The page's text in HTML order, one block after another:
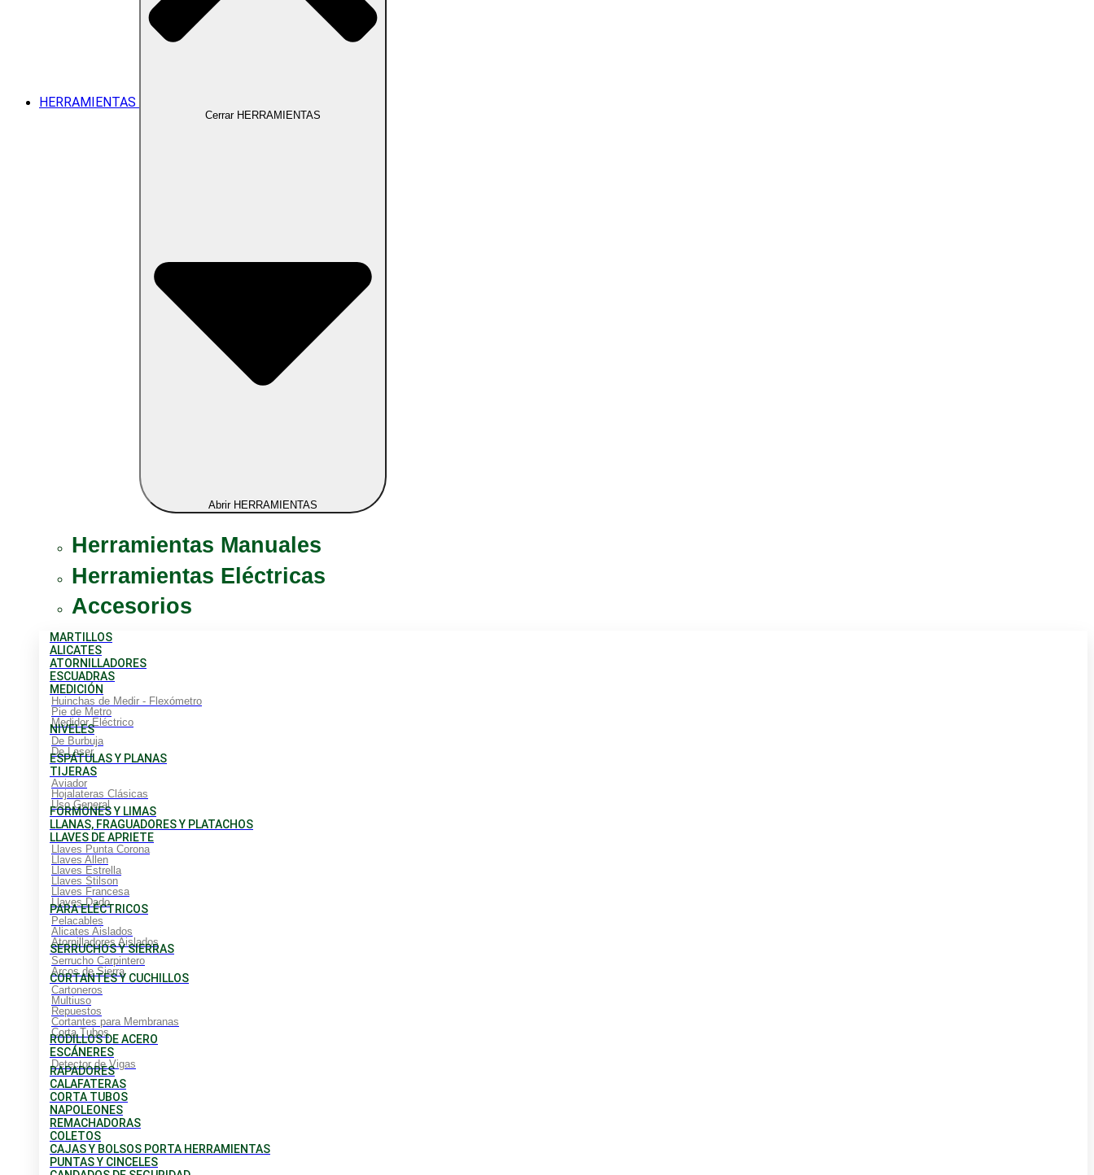
HERRAMIENTAS
Cerrar HERRAMIENTAS
Abrir HERRAMIENTAS
Herramientas Manuales
Herramientas Eléctricas
Accesorios
MARTILLOS
ALICATES
ATORNILLADORES
ESCUADRAS
MEDICIÓN
Huinchas de Medir - Flexómetro
Pie de Metro
Medidor Eléctrico
NIVELES
De Burbuja
De Laser
ESPÁTULAS Y PLANAS
TIJERAS
Aviador
Hojalateras Clásicas
Uso General
FORMONES Y LIMAS
LLANAS, FRAGUADORES Y PLATACHOS
LLAVES DE APRIETE
Llaves Punta Corona
Llaves Allen
Llaves Estrella
Llaves Stilson
Llaves Francesa
Llaves Dado
PARA ELÉCTRICOS
Pelacables
Alicates Aislados
Atornilladores Aislados
SERRUCHOS Y SIERRAS
Serrucho Carpintero
Arcos de Sierra
CORTANTES Y CUCHILLOS
Cartoneros
Multiuso
Repuestos
Cortantes para Membranas
Corta Tubos
RODILLOS DE ACERO
ESCÁNERES
Detector de Vigas
RAPADORES
CALAFATERAS
CORTA TUBOS
NAPOLEONES
REMACHADORAS
COLETOS
CAJAS Y BOLSOS PORTA HERRAMIENTAS
PUNTAS Y CINCELES